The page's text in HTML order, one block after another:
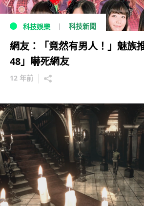
科技娛樂 科技新聞
網友：「竟然有男人！」魅族
48」嚇死網友
12 年前